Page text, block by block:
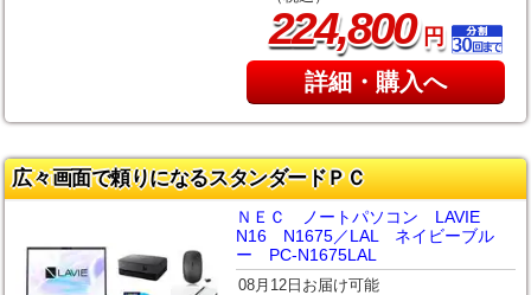
224,800円
詳細・購入へ
広々画面で頼りになるスタンダードＰＣ
ＮＥＣ ノートパソコン LAVIE
N16 N1675／LAL ネイビーブル
ー PC-N1675LAL
08月12日お届け可能